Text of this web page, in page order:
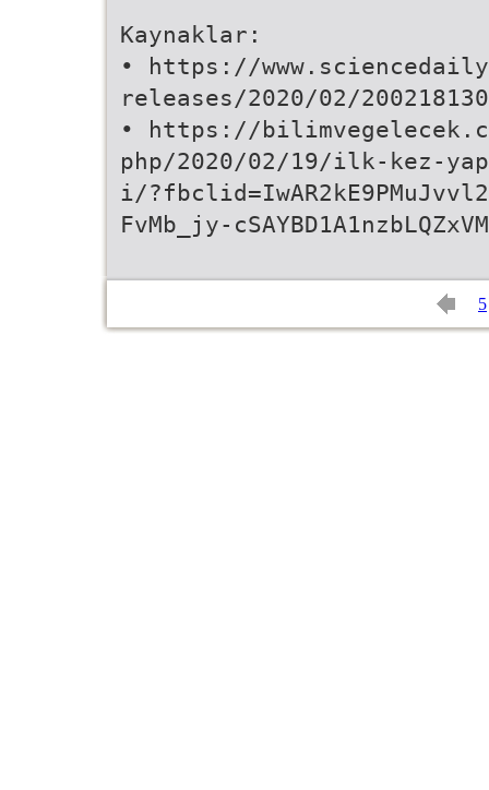
Kaynaklar:
• https://
releases/2020/02/
• https://
php/2020/02/19/ilk-kez-
i/
FvMb_jy-
5